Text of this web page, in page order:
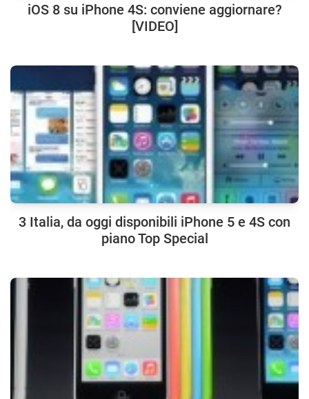
iOS 8 su iPhone 4S: conviene aggiornare?
[VIDEO]
3 Italia, da oggi disponibili iPhone 5 e 4S con
piano Top Special